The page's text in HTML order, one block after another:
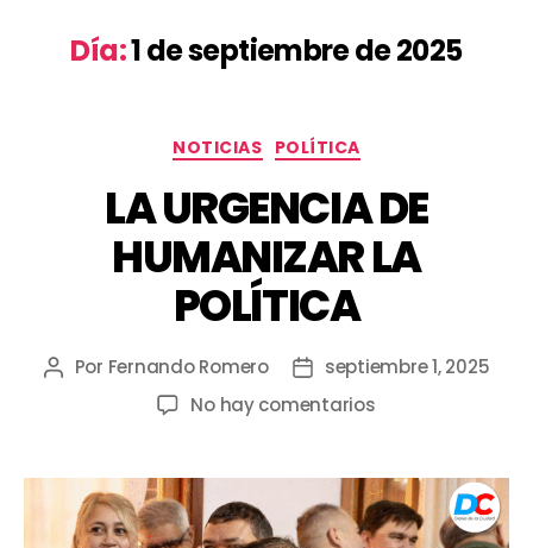
Día:1 de septiembre de 2025
NOTICIAS POLÍTICA
LA URGENCIA DE
HUMANIZAR LA
POLÍTICA
Por Fernando Romero
septiembre 1, 2025
No hay comentarios